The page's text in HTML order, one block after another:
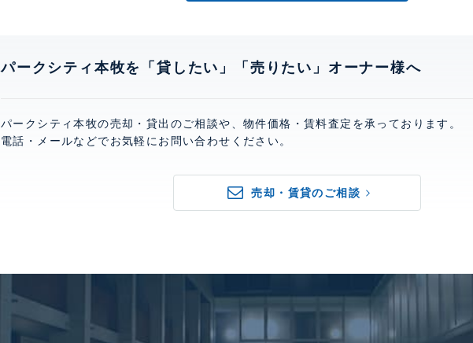
パークシティ本牧を「貸したい」「売りたい」オーナー様へ
パークシティ本牧の売却・貸出のご相談や、物件価格・賃料査定を承っております。
電話・メールなどでお気軽にお問い合わせください。
売却・賃貸のご相談